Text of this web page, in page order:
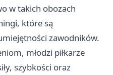
w takich obozach
które są
zawodników.
młodzi piłkarze
szybkości oraz